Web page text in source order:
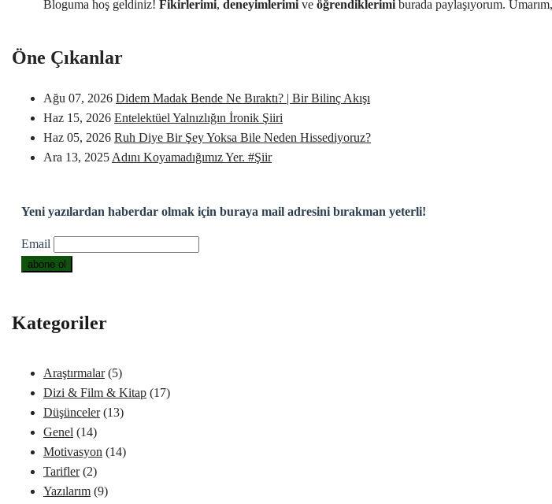
Bloguma hoş geldiniz! Fikirlerimi, deneyimlerimi ve öğrendiklerimi burada paylaşıyorum.
Öne Çıkanlar
Ağu 07, 2026 Didem Madak Bende Ne Bıraktı? | Bir Bilinç Akışı
Haz 15, 2026 Entelektüel Yalnızlığın İronik Şiiri
Haz 05, 2026 Ruh Diye Bir Şey Yoksa Bile Neden Hissediyoruz?
Ara 13, 2025 Adını Koyamadığımız Yer. #Şiir
Yeni yazılardan haberdar olmak için buraya mail adresini bırakman yeterli!
Email
Kategoriler
Araştırmalar(5)
Dizi & Film & Kitap (17)
Düşünceler(13)
Genel (14)
Motivasyon (14)
Tarifler(2)
Yazılarım (9)